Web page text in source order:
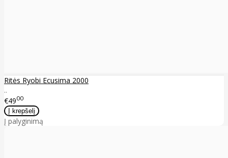
Ritės Ryobi Ecusima 2000
..
€4900
Į palyginimą